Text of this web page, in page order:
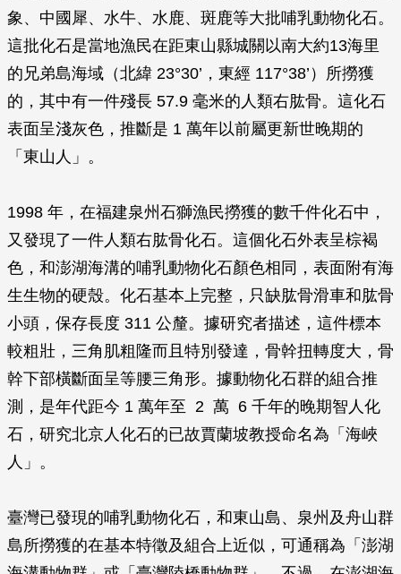
象、中國犀、水牛、水鹿、斑鹿等大批哺乳動物化石。
這批化石是當地漁民在距東山縣城關以南大約13海里
的兄弟島海域（北緯 23°30’，東經 117°38’）所撈獲
的，其中有一件殘長 57.9 毫米的人類右肱骨。這化石
表面呈淺灰色，推斷是 1 萬年以前屬更新世晚期的
「東山人」。
1998 年，在福建泉州石獅漁民撈獲的數千件化石中，
又發現了一件人類右肱骨化石。這個化石外表呈棕褐
色，和澎湖海溝的哺乳動物化石顏色相同，表面附有海
生生物的硬殼。化石基本上完整，只缺肱骨滑車和肱骨
小頭，保存長度 311 公釐。據研究者描述，這件標本
較粗壯，三角肌粗隆而且特別發達，骨幹扭轉度大，骨
幹下部橫斷面呈等腰三角形。據動物化石群的組合推
測，是年代距今 1 萬年至 2 萬 6 千年的晚期智人化
石，研究北京人化石的已故賈蘭坡教授命名為「海峽
人」。
臺灣已發現的哺乳動物化石，和東山島、泉州及舟山群
島所撈獲的在基本特徵及組合上近似，可通稱為「澎湖